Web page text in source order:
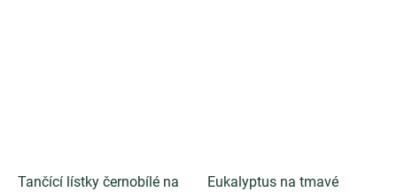
Tančící lístky černobílé na
Eukalyptus na tmavé